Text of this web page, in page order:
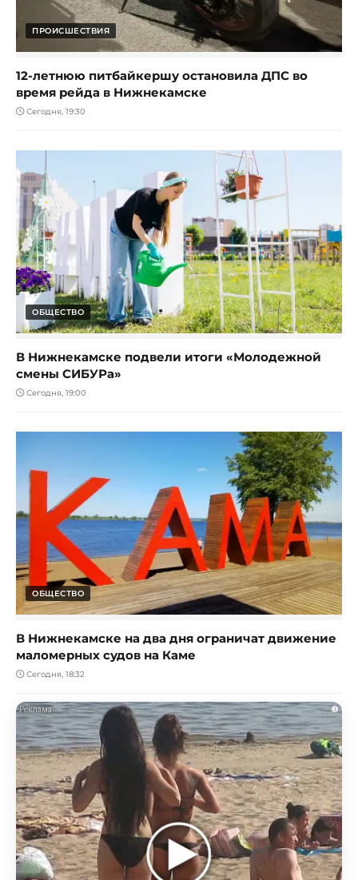
ПРОИСШЕСТВИЯ
12-летнюю питбайкершу остановила ДПС во
время рейда в Нижнекамске
Сегодня, 19:30
ОБЩЕСТВО
В Нижнекамске подвели итоги «Молодежной
смены СИБУРа»
Сегодня, 19:00
ОБЩЕСТВО
В Нижнекамске на два дня ограничат движение
маломерных судов на Каме
Сегодня, 18:32
i